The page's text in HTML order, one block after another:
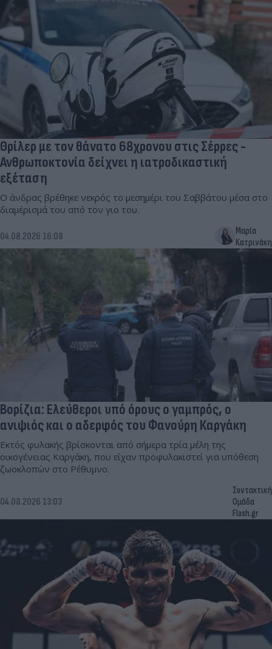
Θρίλερ με τον θάνατο 68χρονου στις Σέρρες -
Ανθρωποκτονία δείχνει η ιατροδικαστική
εξέταση
Ο άνδρας βρέθηκε νεκρός το μεσημέρι του Σαββάτου μέσα στο
διαμέρισμά του από τον γιο του.
04.08.2026 16:08
Μαρία
Κατρινάκη
Βορίζια: Ελεύθεροι υπό όρους ο γαμπρός, ο
ανιψιός και ο αδερφός του Φανούρη Καργάκη
Εκτός φυλακής βρίσκονται από σήμερα τρία μέλη της
οικογένειας Καργάκη, που είχαν προφυλακιστεί για υπόθεση
ζωοκλοπών στο Ρέθυμνο.
04.08.2026 13:03
Συντακτική
Ομάδα
Flash.gr